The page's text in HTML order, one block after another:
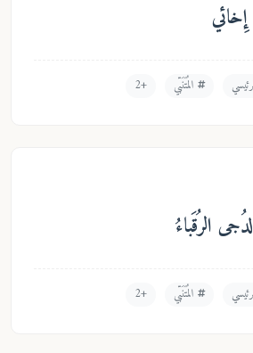
المُتَنَبّي +2
المُتَنَبّي +2